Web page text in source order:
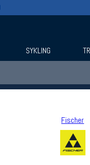
Fischer
SYKLING